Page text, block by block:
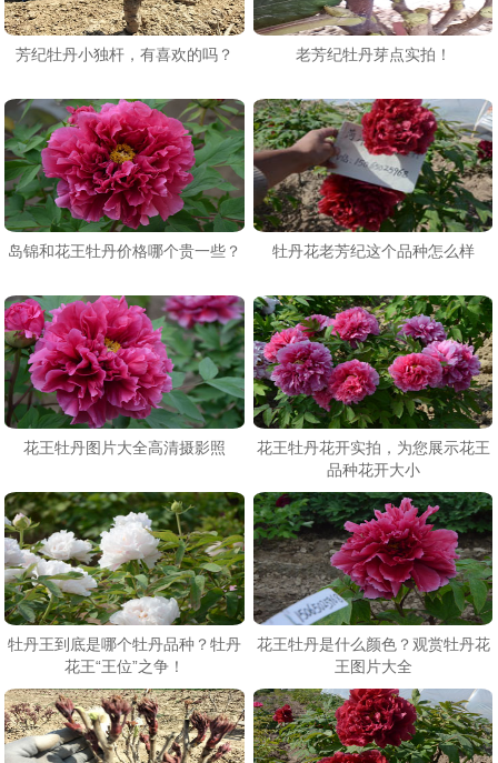
芳纪牡丹小独杆，有喜欢的吗？ 老芳纪牡丹芽点实拍！
岛锦和花王牡丹价格哪个贵一些？ 牡丹花老芳纪这个品种怎么样
花王牡丹图片大全高清摄影照
花王牡丹花开实拍，为您展示花王
品种花开大小
牡丹王到底是哪个牡丹品种？牡丹
花王“王位”之争！
花王牡丹是什么颜色？观赏牡丹花
王图片大全